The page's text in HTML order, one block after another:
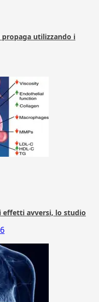
propaga utilizzando i
avversi, lo studio